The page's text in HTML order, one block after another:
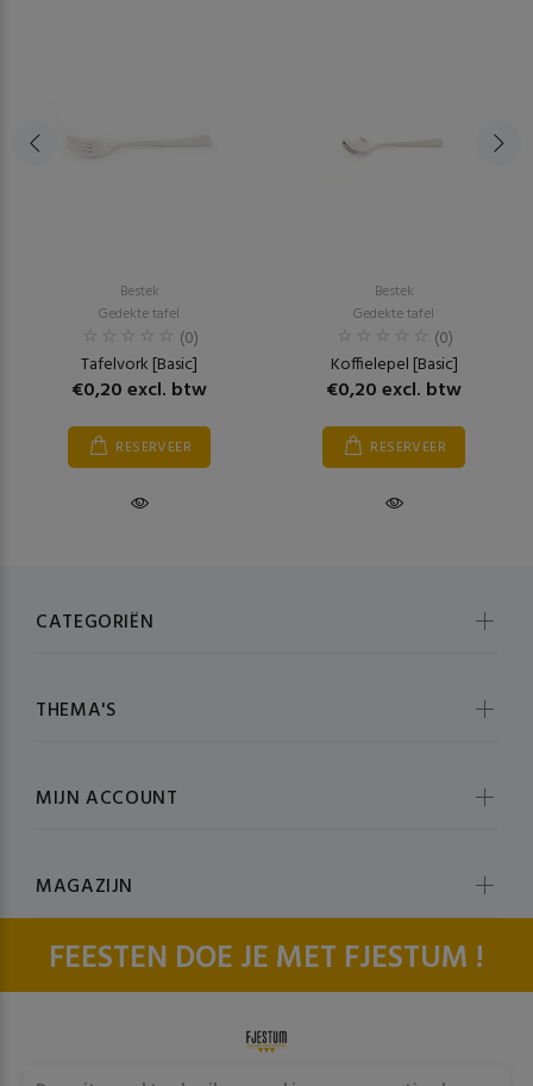
Bestek
Gedekte tafel
(0)
Tafelvork [Basic]
€0,20 excl. btw
RESERVEER
Bestek
Gedekte tafel
(0)
Koffielepel [Basic]
€0,20 excl. btw
RESERVEER
FEESTEN DOE JE MET FJESTUM !
CATEGORIËN
THEMA'S
MIJN ACCOUNT
MAGAZIJN